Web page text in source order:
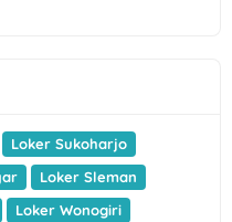
Loker Sukoharjo
Loker Sleman
Loker Wonogiri